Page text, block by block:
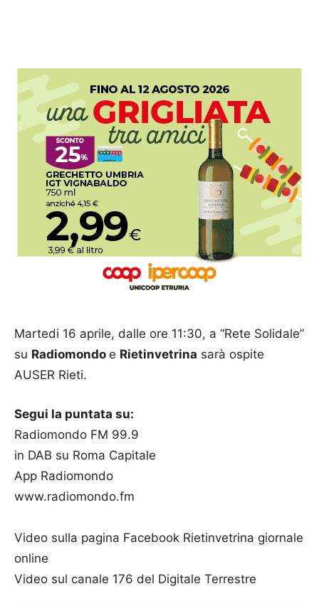
Martedi 16 aprile, dalle ore 11:30, a “Rete Solidale”
su Radiomondo e Rietinvetrina sarà ospite
AUSER Rieti.
Segui la puntata su:
Radiomondo FM 99.9
in DAB su Roma Capitale
App Radiomondo
www.radiomondo.fm
Video sulla pagina Facebook Rietinvetrina giornale
online
Video sul canale 176 del Digitale Terrestre